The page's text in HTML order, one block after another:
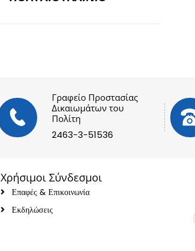
Γραφείο Προστασίας
Δικαιωμάτων του
Πολίτη
2463-3-51536
Χρήσιμοι Σύνδεσμοι
Επαφές & Επικοινωνία
Εκδηλώσεις